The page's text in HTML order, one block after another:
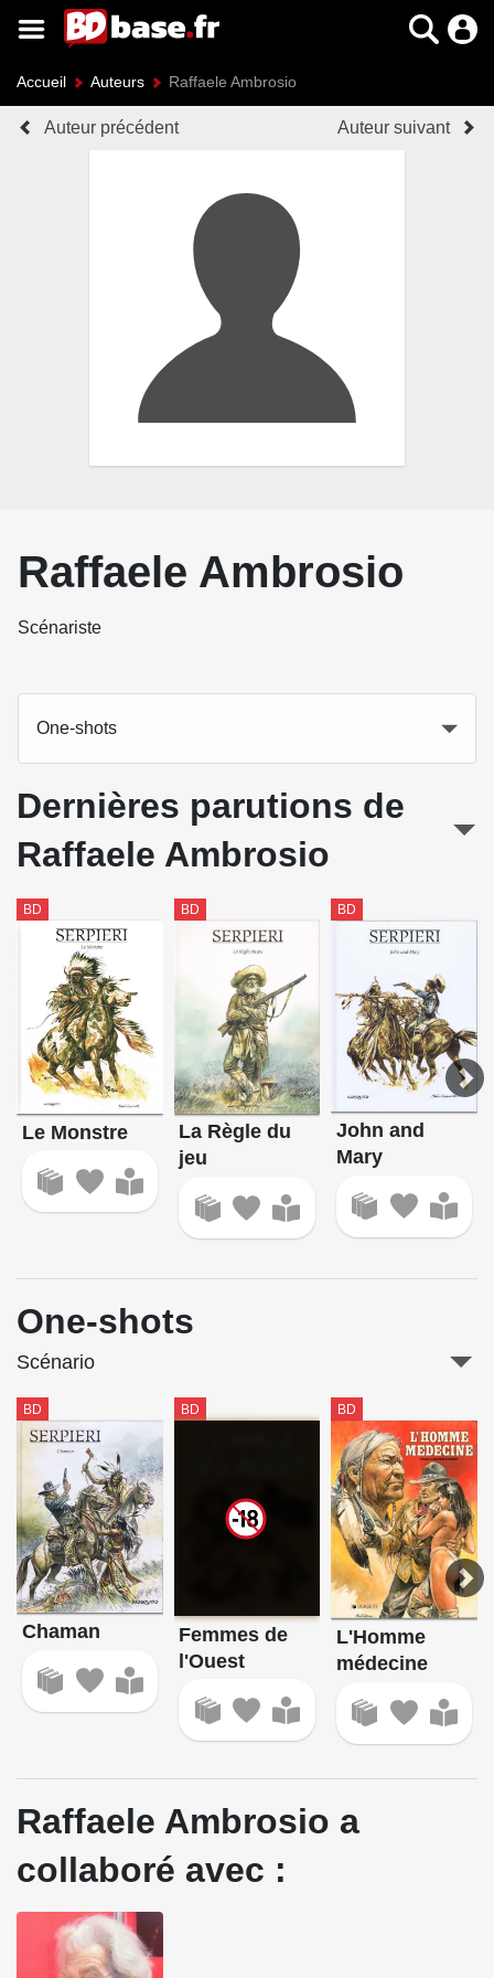
Accueil Auteurs Raffaele Ambrosio
Auteur précédent Auteur suivant
Raffaele Ambrosio
Scénariste
One-shots
Dernières parutions de
Raffaele Ambrosio
BD
Le Monstre
BD
La Règle du
jeu
BD
John and
Mary
One-shots
Scénario
BD
Chaman
BD
Femmes de
l'Ouest
BD
L'Homme
médecine
Raffaele Ambrosio a
collaboré avec :